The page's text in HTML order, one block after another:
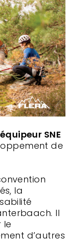
SNE
de
la
Il
le
d’autres